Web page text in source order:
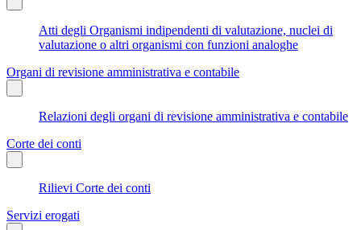
Atti degli Organismi indipendenti di valutazione, nuclei di
valutazione o altri organismi con funzioni analoghe
Organi di revisione amministrativa e contabile
Relazioni degli organi di revisione amministrativa e contabile
Corte dei conti
Rilievi Corte dei conti
Servizi erogati